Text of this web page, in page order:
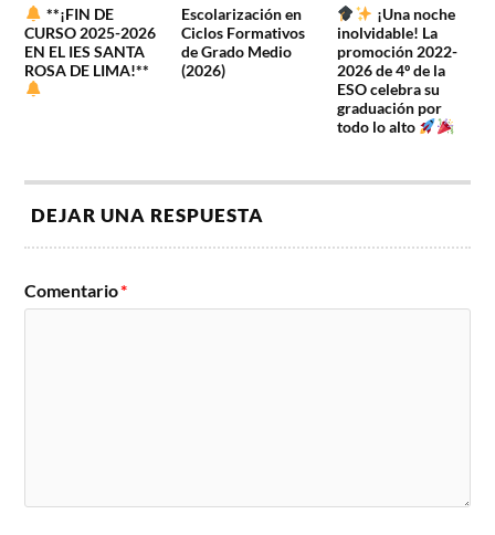
**¡FIN DE
CURSO 2025-2026
EN EL IES SANTA
ROSA DE LIMA!**
Escolarización en
Ciclos Formativos
de Grado Medio
(2026)
¡Una noche
inolvidable! La
promoción 2022-
2026 de 4º de la
ESO celebra su
graduación por
todo lo alto
DEJAR UNA RESPUESTA
Comentario*